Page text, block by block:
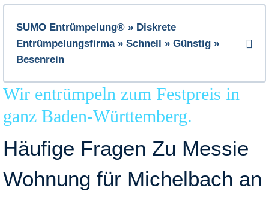
SUMO Entrümpelung® » Diskrete
Entrümpelungsfirma » Schnell » Günstig »
Besenrein
Wir entrümpeln zum Festpreis in
ganz Baden-Württemberg.
Häufige Fragen Zu Messie
Wohnung für Michelbach an